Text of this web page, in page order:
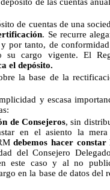
de las cuentas
de cuentas de una
. Se recurre
y por tanto, de
su cargo vigente. El
el depósito.
la base de la
y escasa
de Consejeros, sin
en el asiento la
debemos hacer
del Consejero
este caso y al no
en la base de datos del